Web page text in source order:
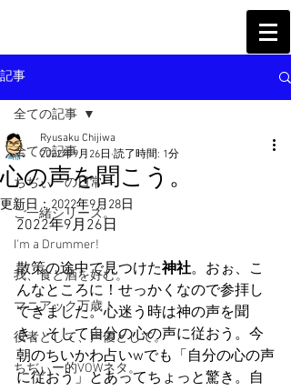
記事
全ての記事
ちぢぃーの日常
ご一緒シリーズ。
I'm a Drummer!
我、食と酒を好む。
マニアック万歳！
役者として、声優として。
ちぢぃー的VOWネタ。
全ての記事
心の声を聞こう。
Ryusaku Chijiwa
2022年9月26日 読了時間: 1分
更新日：2022年9月28日
2022年9月26日
散策の途中で見つけた神社。おぉ、こ
んなところに！せっかくなので参拝し
てきました。心迷う時は神の声を聞
き、そして自分の心の声に従おう。今
朝のちいかわ占いwでも「自分の心の声
に従おう」とあってちょっと驚き。自